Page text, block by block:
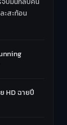
ะสะท้อน
HD ฉายปี